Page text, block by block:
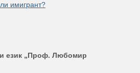
имигрант?
език „Проф. Любомир